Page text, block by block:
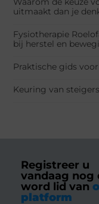
uitmaakt dan je
Fysiotherapie
bij herstel en
Praktische gids
Keuring van
Registreer u
vandaag nog
word lid van
platform